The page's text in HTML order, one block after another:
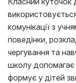
комунікації з
поведінки,
чергування та
школу допомагає
формує у дітей